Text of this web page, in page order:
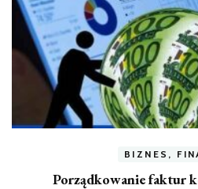
BIZNES,
Porządkowanie faktur